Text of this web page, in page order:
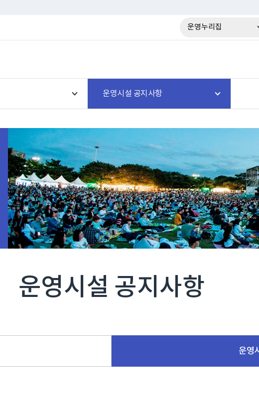
운영누리집
운영시설 공지사항
운영시설 공지사항
운영